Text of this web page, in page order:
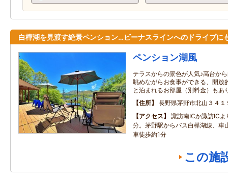
白樺湖を見渡す絶景ペンション…ビーナスラインへのドライブに
ペンション湖風
テラスからの景色が人気♪高台か
眺めながらお食事ができる、開放
と泊まれるお部屋（別料金）もあ
住所
長野県茅野市北山３４１
アクセス
諏訪南ICか諏訪IC
分。茅野駅からバス白樺湖線、車
車徒歩約1分
この施